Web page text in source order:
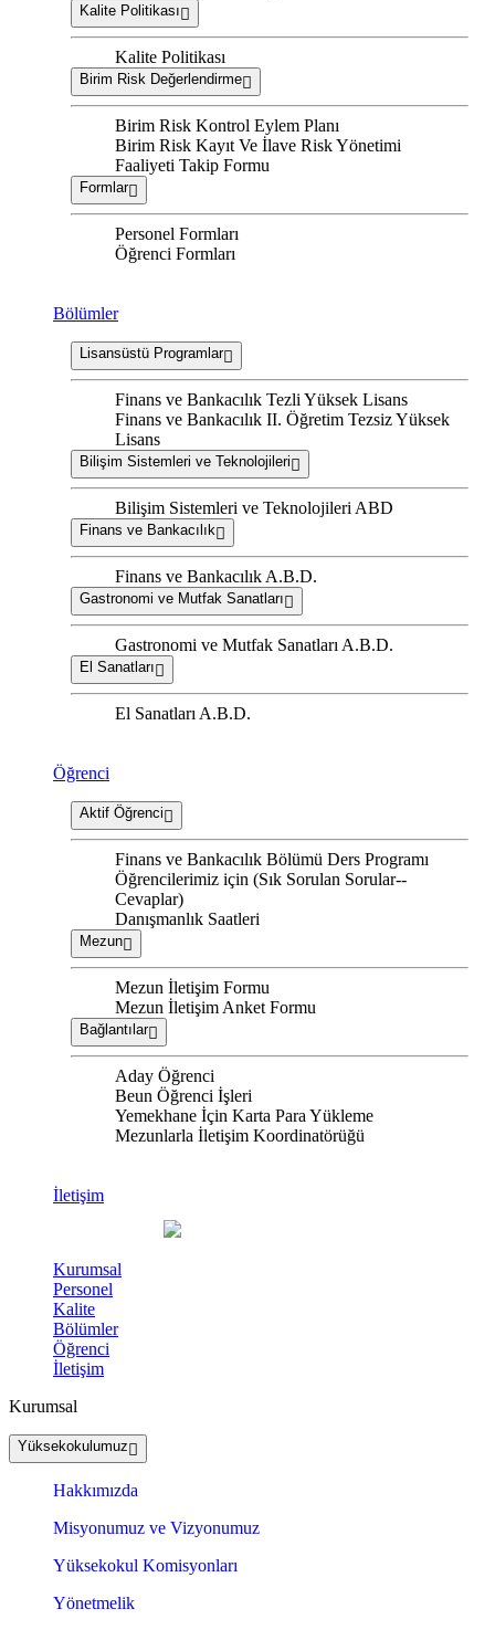
Kalite Politikası
Kalite Politikası
Birim Risk Değerlendirme
Birim Risk Kontrol Eylem Planı
Birim Risk Kayıt Ve İlave Risk Yönetimi
Faaliyeti Takip Formu
Formlar
Personel Formları
Öğrenci Formları
Bölümler
Lisansüstü Programlar
Finans ve Bankacılık Tezli Yüksek Lisans
Finans ve Bankacılık II. Öğretim Tezsiz Yüksek
Lisans
Bilişim Sistemleri ve Teknolojileri
Bilişim Sistemleri ve Teknolojileri ABD
Finans ve Bankacılık
Finans ve Bankacılık A.B.D.
Gastronomi ve Mutfak Sanatları
Gastronomi ve Mutfak Sanatları A.B.D.
El Sanatları
El Sanatları A.B.D.
Öğrenci
Aktif Öğrenci
Finans ve Bankacılık Bölümü Ders Programı
Öğrencilerimiz için (Sık Sorulan Sorular--
Cevaplar)
Danışmanlık Saatleri
Mezun
Mezun İletişim Formu
Mezun İletişim Anket Formu
Bağlantılar
Aday Öğrenci
Beun Öğrenci İşleri
Yemekhane İçin Karta Para Yükleme
Mezunlarla İletişim Koordinatörüğü
İletişim
Kurumsal
Personel
Kalite
Bölümler
Öğrenci
İletişim
Kurumsal
Yüksekokulumuz
Hakkımızda
Misyonumuz ve Vizyonumuz
Yüksekokul Komisyonları
Yönetmelik